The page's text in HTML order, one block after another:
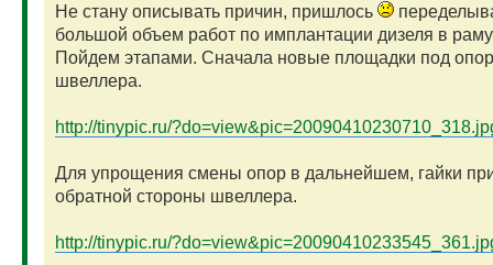
Не стану описывать причин, пришлось
большой объем работ по имплантации дизеля в
Пойдем этапами. Сначала новые площадки под
швеллера.
http://tinypic.ru/
Для упрощения смены опор в дальнейшем, гайки
обратной стороны швеллера.
http://tinypic.ru/